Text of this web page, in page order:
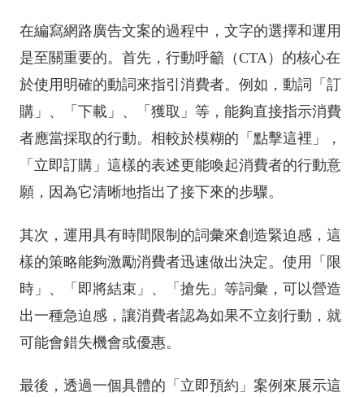
在編寫網路廣告文案的過程中，文字的選擇和運用
是至關重要的。首先，行動呼籲（CTA）的核心在
於使用明確的動詞來指引消費者。例如，動詞「訂
購」、「下載」、「獲取」等，能夠直接指示消費
者應當採取的行動。相較於模糊的「點擊這裡」，
「立即訂購」這樣的表述更能喚起消費者的行動意
願，因為它清晰地指出了接下來的步驟。
其次，運用具有時間限制的詞彙來創造緊迫感，這
樣的策略能夠激勵消費者迅速做出決定。使用「限
時」、「即將結束」、「搶先」等詞彙，可以營造
出一種急迫感，讓消費者認為如果不立刻行動，就
可能會錯失機會或優惠。
最後，透過一個具體的「立即預約」案例來展示這